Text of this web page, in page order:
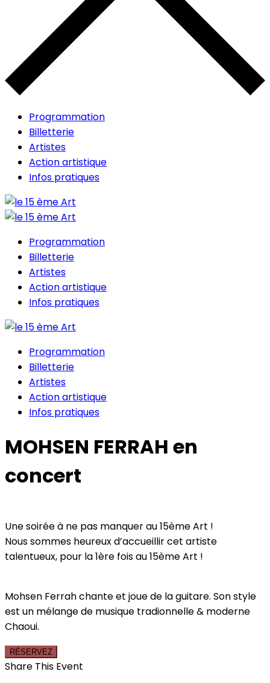
Programmation
Billetterie
Artistes
Action artistique
Infos pratiques
Programmation
Billetterie
Artistes
Action artistique
Infos pratiques
Programmation
Billetterie
Artistes
Action artistique
Infos pratiques
MOHSEN FERRAH en
concert
Une soirée à ne pas manquer au 15ème Art !
Nous sommes heureux d’accueillir cet artiste
talentueux, pour la 1ère fois au 15ème Art !
Mohsen Ferrah chante et joue de la guitare. Son style
est un mélange de musique tradionnelle & moderne
Chaoui.
RÉSERVEZ
Share This Event